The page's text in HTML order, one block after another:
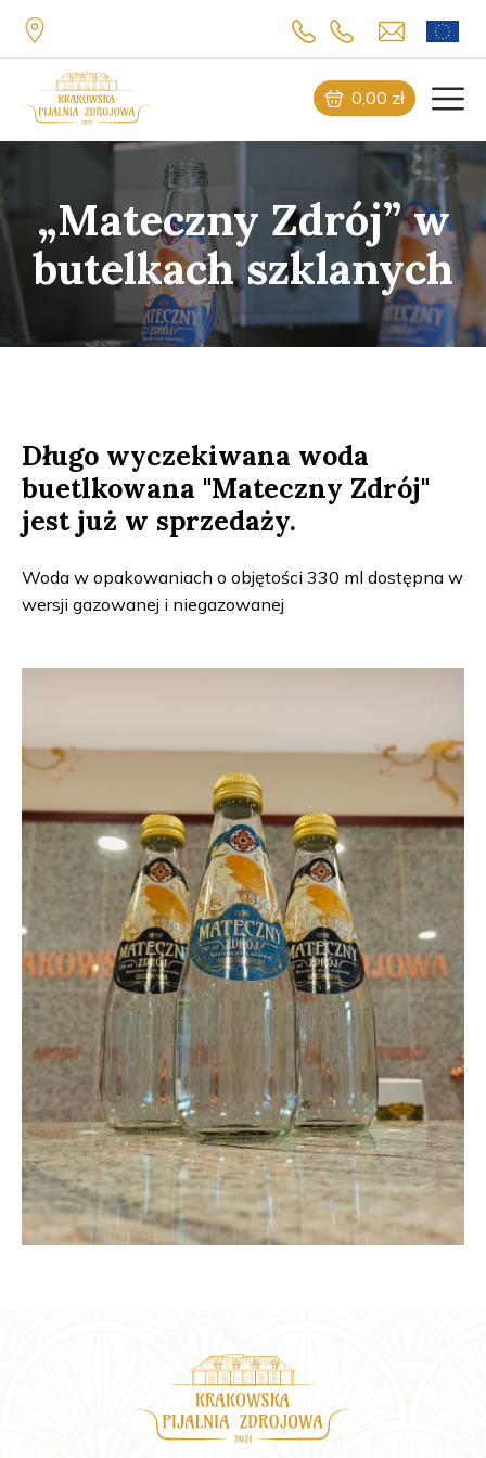
0,00 zł
„Mateczny Zdrój” w
butelkach szklanych
Długo wyczekiwana woda
buetlkowana "Mateczny Zdrój"
jest już w sprzedaży.
Woda w opakowaniach o objętości 330 ml dostępna w
wersji gazowanej i niegazowanej